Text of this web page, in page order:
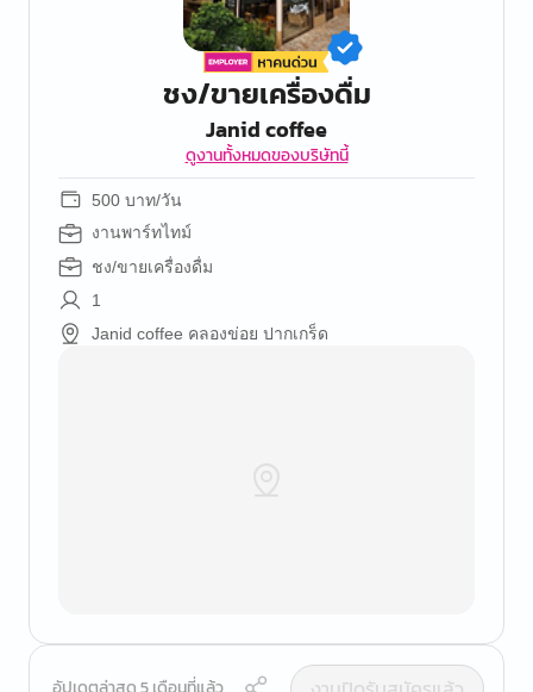
ชง/ขายเครื่องดื่ม
Janid coffee
ดูงานทั้งหมดของบริษัทนี้
500 บาท/วัน
งานพาร์ทไทม์
ชง/ขายเครื่องดื่ม
1
Janid coffee คลองข่อย ปากเกร็ด